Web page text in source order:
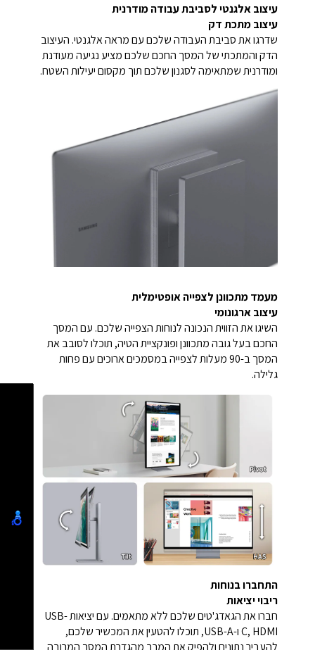
עיצוב אלגנטי לסביבת עבודה מודרנית
עיצוב מתכת דק
שדרגו את סביבת העבודה שלכם עם מראה אלגנטי. העיצוב
הדק והמתכתי של המסך החכם שלכם מציע נגיעה מעודנת
ומודרנית שמתאימה לסגנון שלכם תוך מקסום יעילות השטח.
מעמד מתכוונן לצפייה אופטימלית
עיצוב ארגונומי
השיגו את הזווית הנכונה לנוחות הצפייה שלכם. עם המסך
החכם בעל גובה מתכוונן ופונקציית הטיה, תוכלו לסובב את
המסך ב-90 מעלות לצפייה במסמכים ארוכים עם פחות
גלילה.
התחברו בנוחות
ריבוי יציאות
חברו את הגאדג'טים שלכם ללא מתאמים. עם יציאות USB-
C, HDMI ו-USB-A, תוכלו להטעין את המכשיר שלכם,
להעביר נתונים ולהפיק את המרב מהגדרת המסך המרובה